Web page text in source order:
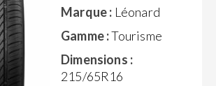
Marque : Léonard
Gamme :Tourisme
Dimensions :
215/65R16